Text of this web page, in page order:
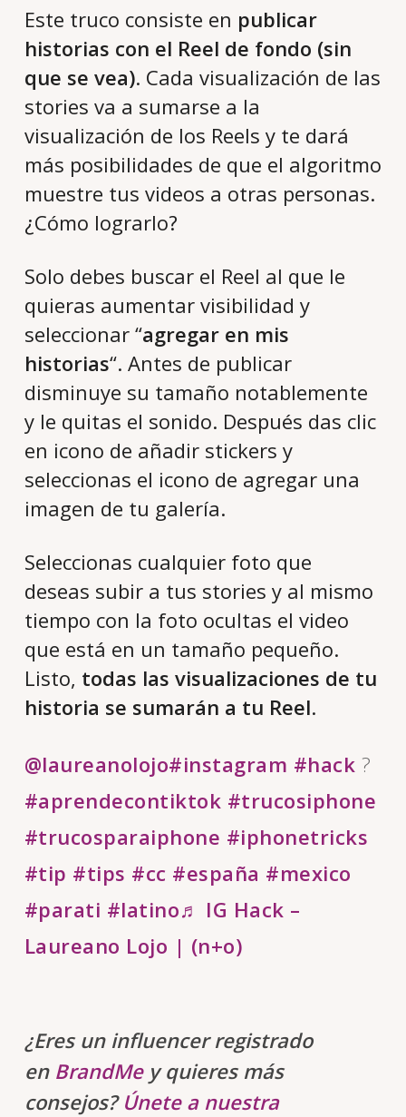
Este truco consiste en publicar
historias con el Reel de fondo (sin
que se vea). Cada visualización de las
stories va a sumarse a la
visualización de los Reels y te dará
más posibilidades de que el algoritmo
muestre tus videos a otras personas.
¿Cómo lograrlo?
Solo debes buscar el Reel al que le
quieras aumentar visibilidad y
seleccionar “agregar en mis
historias“. Antes de publicar
disminuye su tamaño notablemente
y le quitas el sonido. Después das clic
en icono de añadir stickers y
seleccionas el icono de agregar una
imagen de tu galería.
Seleccionas cualquier foto que
deseas subir a tus stories y al mismo
tiempo con la foto ocultas el video
que está en un tamaño pequeño.
Listo, todas las visualizaciones de tu
historia se sumarán a tu Reel.
@laureanolojo#instagram #hack ?
#aprendecontiktok #trucosiphone
#trucosparaiphone #iphonetricks
#tip #tips #cc #españa #mexico
#parati #latino♬ IG Hack –
Laureano Lojo | (n+o)
¿Eres un influencer registrado
en BrandMey quieres más
consejos? Únete a nuestra